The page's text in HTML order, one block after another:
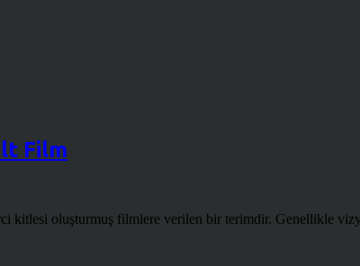
Film
kitlesi oluşturmuş filmlere verilen bir terimdir. Genellikle